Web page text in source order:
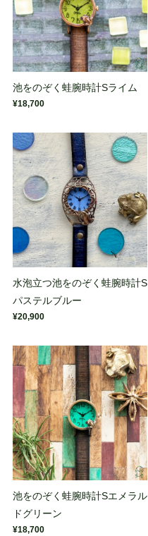
池をのぞく蛙腕時計Sライム
¥18,700
水泡立つ池をのぞく蛙腕時計S
パステルブルー
¥20,900
池をのぞく蛙腕時計Sエメラル
ドグリーン
¥18,700